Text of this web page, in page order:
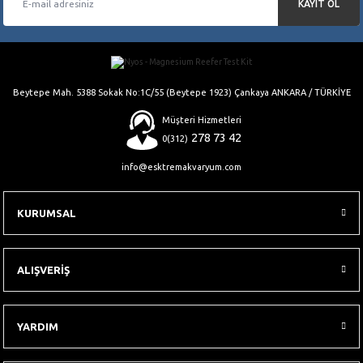
Gönder
KAYIT OL
Beytepe Mah. 5388 Sokak No:1C/55 (Beytepe 1923) Çankaya ANKARA / TÜRKİYE
Müşteri Hizmetleri
0(312) 278 73 42
info@esktremakvaryum.com
KURUMSAL
ALIŞVERİŞ
YARDIM